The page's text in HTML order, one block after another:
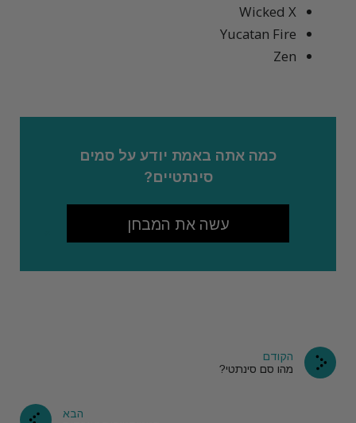
Wicked X
Yucatan Fire
Zen
כמה אתה באמת יודע על סמים
סינתטיים?
עשה את המבחן
הקודם
מהו סם סינתטי?
הבא